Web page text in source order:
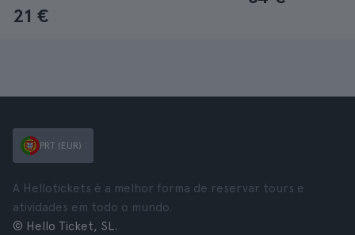
21 €
PRT (EUR)
A Hellotickets é a melhor forma de reservar tours e
atividades em todo o mundo.
© Hello Ticket, SL.